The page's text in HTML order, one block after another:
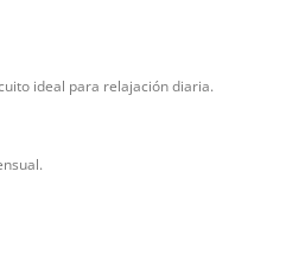
ideal para relajación diaria.